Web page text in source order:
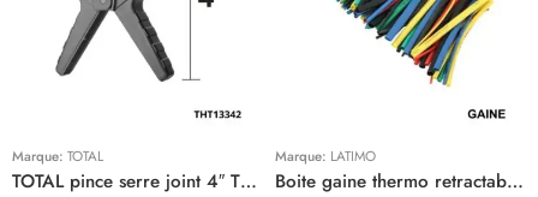
Marque: TOTAL
TOTAL pince serre joint 4″ THT13342
Marque: LATIMO
Boite gaine thermo retractable 100 pcs ART12356